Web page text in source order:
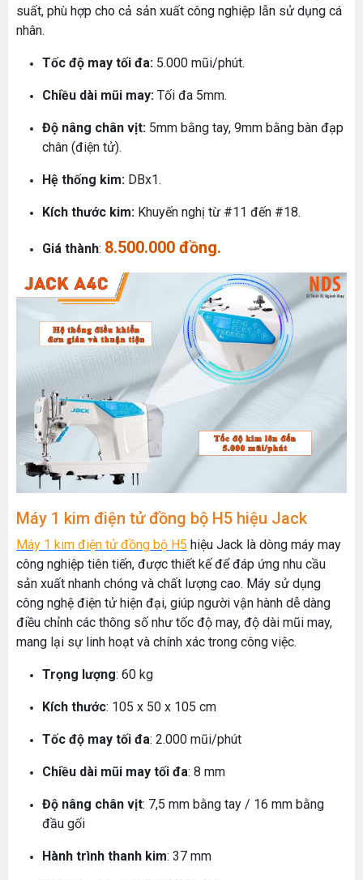
suất, phù hợp cho cả sản xuất công nghiệp lẫn sử dụng cá
nhân.
Tốc độ may tối đa: 5.000 mũi/phút.
Chiều dài mũi may: Tối đa 5mm.
Độ nâng chân vịt: 5mm bằng tay, 9mm bằng bàn đạp
chân (điện tử).
Hệ thống kim: DBx1.
Kích thước kim: Khuyến nghị từ #11 đến #18.
Giá thành: 8.500.000 đồng.
Máy 1 kim điện tử đồng bộ H5 hiệu Jack
Máy 1 kim điện tử đồng bộ H5 hiệu Jack là dòng máy may
công nghiệp tiên tiến, được thiết kế để đáp ứng nhu cầu
sản xuất nhanh chóng và chất lượng cao. Máy sử dụng
công nghệ điện tử hiện đại, giúp người vận hành dễ dàng
điều chỉnh các thông số như tốc độ may, độ dài mũi may,
mang lại sự linh hoạt và chính xác trong công việc.
Trọng lượng: 60 kg
Kích thước: 105 x 50 x 105 cm
Tốc độ may tối đa: 2.000 mũi/phút
Chiều dài mũi may tối đa: 8 mm
Độ nâng chân vịt: 7,5 mm bằng tay / 16 mm bằng
đầu gối
Hành trình thanh kim: 37 mm